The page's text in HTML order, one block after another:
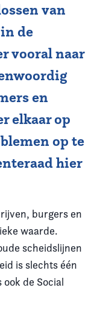
van
de
vooral naar
en
elkaar op
op te
hier
burgers en
waarde.
scheidslijnen
is slechts één
de Social